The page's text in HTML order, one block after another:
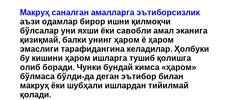
Макруҳ саналган амалларга эътиборсизлик
аъзи одамлар бирор ишни қилмоқчи
бўлсалар уни яхши ёки савобли амал эканига
қизиқмай, балки унинг ҳаром ё ҳаром
эмаслиги тарафидангина келадилар. Ҳолбуки
бу кишини ҳаром ишларга тушиб қолишга
олиб боради. Чунки бундай кимса «ҳаром»
бўлмаса бўлди-да деган эътибор билан
макруҳ ёки шубҳали ишлардан тийилмай
қолади.